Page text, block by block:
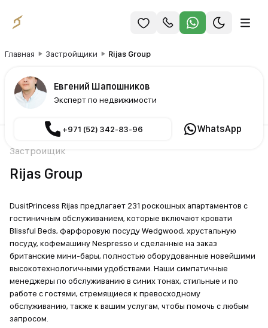
Главная Застройщики Rijas Group
Застройщик
Rijas Group
DusitPrincess Rijas предлагает 231 роскошных апартаментов с
гостиничным обслуживанием, которые включают кровати
Blissful Beds, фарфоровую посуду Wedgwood, хрустальную
посуду, кофемашину Nespresso и сделанные на заказ
британские мини-бары, полностью оборудованные новейшими
высокотехнологичными удобствами. Наши симпатичные
менеджеры по обслуживанию в синих тонах, стильные и по
работе с гостями, стремящиеся к превосходному
обслуживанию, также к вашим услугам, чтобы помочь с любым
запросом.
Евгений Шапошников
Эксперт по недвижимости
+971 (52) 342-83-96 WhatsApp